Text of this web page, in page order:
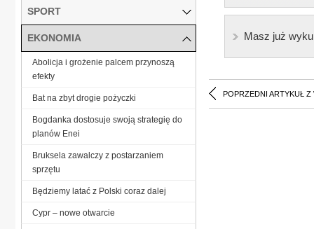
Masz już
POPRZEDNI ARTYKUŁ Z
SPORT
EKONOMIA
Abolicja i grożenie palcem przynoszą
efekty
Bat na zbyt drogie pożyczki
Bogdanka dostosuje swoją strategię do
planów Enei
Bruksela zawalczy z postarzaniem
sprzętu
Będziemy latać z Polski coraz dalej
Cypr – nowe otwarcie